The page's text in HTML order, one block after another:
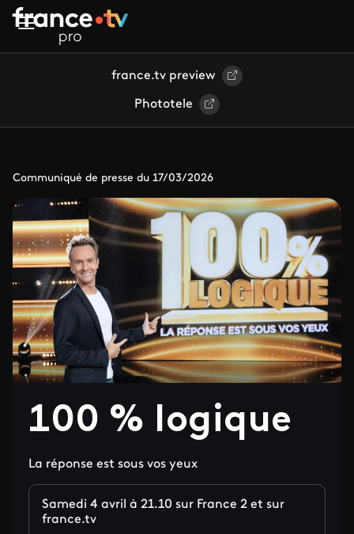
Aller au contenu principal
france.tv preview
Phototele
Communiqué de presse du 17/03/2026
100 % logique
La réponse est sous vos yeux
Samedi 4 avril à 21.10 sur France 2 et sur
france.tv